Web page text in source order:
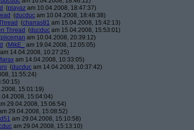
(playaz am 10.04.2008, 18:47:37)
(ducduc am 10.04.2008, 18:48:38)
(charras81 am 15.04.2008, 15:42:13)
Thread (ducduc am 15.04.2008, 15:53:01)
piiceman am 10.04.2008, 20:39:12)
(MikE_
am 19.04.2008, 12:05:05)
am 14.04.2008, 10:27:25)
am 14.04.2008, 10:33:05)
(ducduc am 14.04.2008, 10:37:42)
11:55:24)
15:01:19)
15:04:04)
29.04.2008, 15:06:54)
29.04.2008, 15:08:52)
am 29.04.2008, 15:10:58)
am 29.04.2008, 15:13:10)